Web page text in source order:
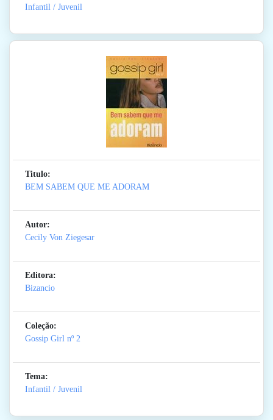
Infantil / Juvenil
Titulo:
BEM SABEM QUE ME ADORAM
Autor:
Cecily Von Ziegesar
Editora:
Bizancio
Coleção:
Gossip Girl nº 2
Tema:
Infantil / Juvenil